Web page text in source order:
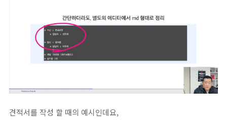
견적서를 작성 할 때의 예시인데요,